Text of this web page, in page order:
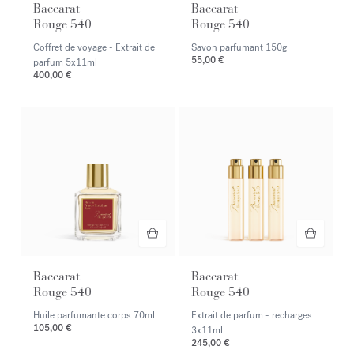
Baccarat
Rouge 540
Coffret de voyage - Extrait de
parfum 5x11ml
400,00 €
Baccarat
Rouge 540
Savon parfumant 150g
55,00 €
Baccarat
Rouge 540
Huile parfumante corps 70ml
105,00 €
Baccarat
Rouge 540
Extrait de parfum - recharges
3x11ml
245,00 €